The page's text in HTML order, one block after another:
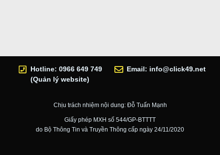
Hotline: 0966 649 749
(Quản lý website)
Email: info@click49.net
Chịu trách nhiệm nội dung: Đỗ Tuấn Mạnh
Giấy phép MXH số 544/GP-BTTTT
do Bộ Thông Tin và Truyền Thông cấp ngày 24/11/2020